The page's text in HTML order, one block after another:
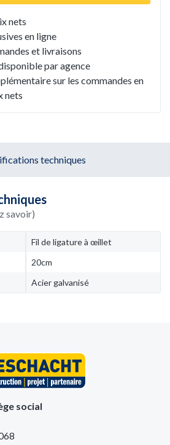
nets
en ligne
et livraisons
par agence
sur les commandes en
nets
techniques
savoir)
Fil de ligature à œillet
20cm
Acier galvanisé
social